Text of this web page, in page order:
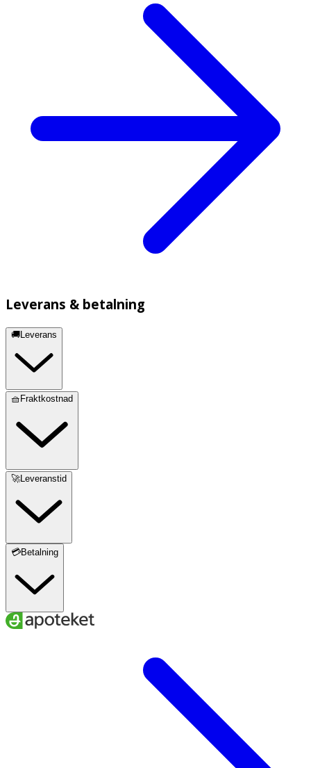
Leverans & betalning
🚚Leverans
🧺Fraktkostnad
🚀Leveranstid
💳Betalning